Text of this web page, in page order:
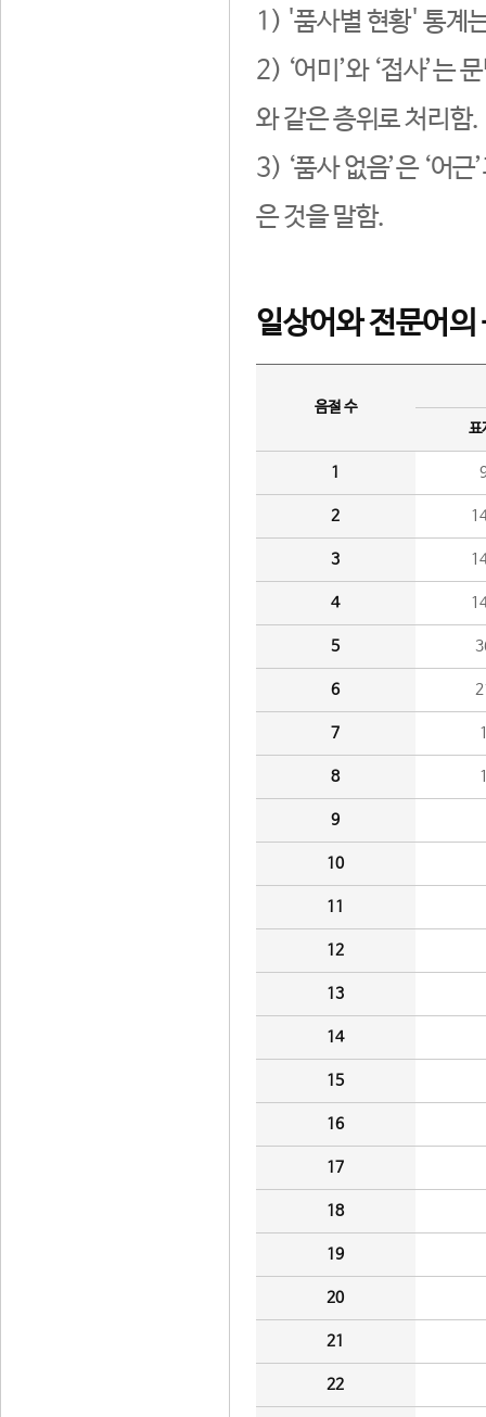
1) '품사별 현황' 통계
2) ‘어미’와 ‘접사’는
와 같은 층위로 처리함.
3) ‘품사 없음’은 ‘어
은 것을 말함.
일상어와 전문어의
음절 수
표
1
2
3
4
5
6
7
8
9
10
11
12
13
14
15
16
17
18
19
20
21
22